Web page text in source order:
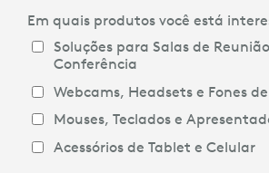
Em quais produtos você está
Soluções para Salas de
Conferência
Webcams, Headsets e Fones
Mouses, Teclados e
Acessórios de Tablet e Celular